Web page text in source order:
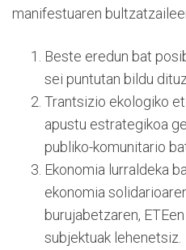
manifestuaren
Beste eredun bat
sei puntutan bildu
Trantsizio ekologiko
apustu estrategikoa
publiko-komunitario
Ekonomia lurraldeka
ekonomia
burujabetzaren,
subjektuak lehenetsiz.